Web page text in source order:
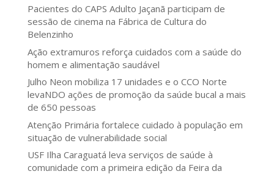
Pacientes do CAPS Adulto Jaçanã participam de
sessão de cinema na Fábrica de Cultura do
Belenzinho
Ação extramuros reforça cuidados com a saúde do
homem e alimentação saudável
Julho Neon mobiliza 17 unidades e o CCO Norte
levaNDO ações de promoção da saúde bucal a mais
de 650 pessoas
Atenção Primária fortalece cuidado à população em
situação de vulnerabilidade social
USF Ilha Caraguatá leva serviços de saúde à
comunidade com a primeira edição da Feira da